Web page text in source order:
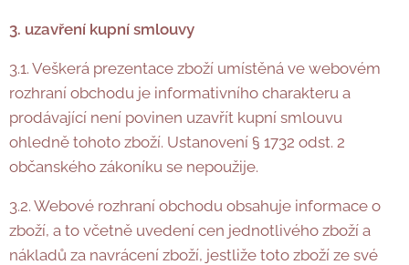
3. uzavření kupní smlouvy
3.1. Veškerá prezentace zboží umístěná ve webovém
rozhraní obchodu je informativního charakteru a
prodávající není povinen uzavřít kupní smlouvu
ohledně tohoto zboží. Ustanovení § 1732 odst. 2
občanského zákoníku se nepoužije.
3.2. Webové rozhraní obchodu obsahuje informace o
zboží, a to včetně uvedení cen jednotlivého zboží a
nákladů za navrácení zboží, jestliže toto zboží ze své